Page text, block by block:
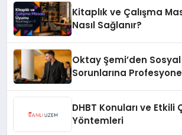
Kitaplık ve Çalışma
Nasıl Sağlanır?
Oktay Şemi’den
Sorunlarına
DHBT Konuları ve Etkili
Yöntemleri